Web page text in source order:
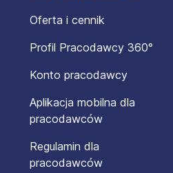
Oferta i cennik
Profil Pracodawcy 360°
Konto pracodawcy
Aplikacja mobilna dla
pracodawców
Regulamin dla
pracodawców